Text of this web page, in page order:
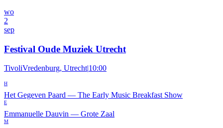
wo
2
sep
Festival Oude Muziek Utrecht
TivoliVredenburg, Utrecht|10:00
H
Het Gegeven Paard — The Early Music Breakfast Show
E
Emmanuelle Dauvin — Grote Zaal
M